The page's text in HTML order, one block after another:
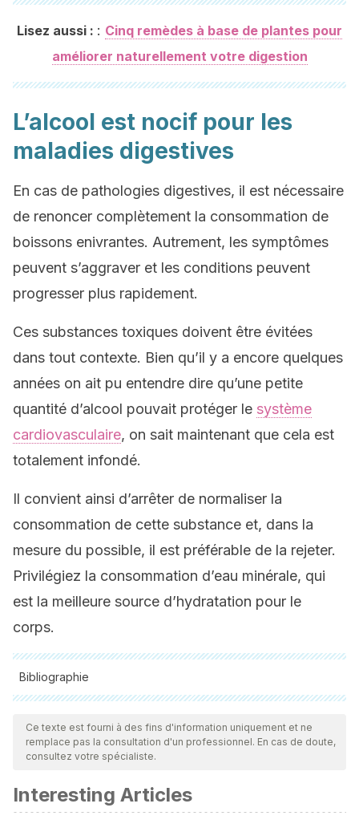
Lisez aussi : : Cinq remèdes à base de plantes pour
améliorer naturellement votre digestion
L’alcool est nocif pour les
maladies digestives
En cas de pathologies digestives, il est nécessaire
de renoncer complètement la consommation de
boissons enivrantes. Autrement, les symptômes
peuvent s’aggraver et les conditions peuvent
progresser plus rapidement.
Ces substances toxiques doivent être évitées
dans tout contexte. Bien qu’il y a encore quelques
années on ait pu entendre dire qu’une petite
quantité d’alcool pouvait protéger le système
cardiovasculaire, on sait maintenant que cela est
totalement infondé.
Il convient ainsi d’arrêter de normaliser la
consommation de cette substance et, dans la
mesure du possible, il est préférable de la rejeter.
Privilégiez la consommation d’eau minérale, qui
est la meilleure source d’hydratation pour le
corps.
Bibliographie
Toutes les sources citées ont été examinées en profondeur
par notre équipe pour garantir leur qualité, leur fiabilité, leur
actualité et leur validité. La bibliographie de cet article a été
ou scientifique
Minihane, A. M., Vinoy, S., Russell, W. R., Baka, A., Roche, H.
Ce texte est fourni à des fins d'information uniquement et ne
remplace pas la consultation d'un professionnel. En cas de doute,
consultez votre spécialiste.
Interesting Articles